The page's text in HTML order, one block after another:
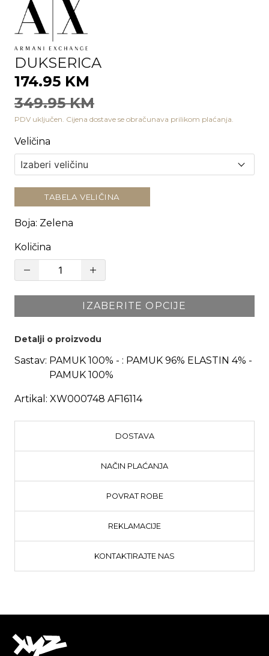
DUKSERICA
174.95 KM
349.95 KM
PDV uključen. Cijena dostave se obračunava prilikom plaćanja.
Veličina
TABELA VELIČINA
Boja: Zelena
Količina
IZABERITE OPCIJE
Detalji o proizvodu
Sastav: PAMUK 100% - : PAMUK 96% ELASTIN 4% -
PAMUK 100%
Artikal: XW000748 AF16114
DOSTAVA
NAČIN PLAĆANJA
POVRAT ROBE
REKLAMACIJE
KONTAKTIRAJTE NAS